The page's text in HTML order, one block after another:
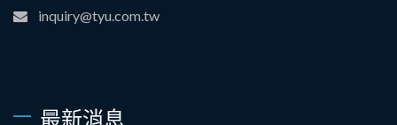
inquiry@tyu.com.tw